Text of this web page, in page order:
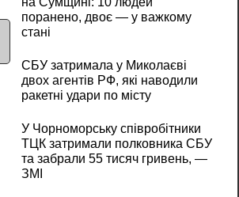
поранено, двоє — у важкому
стані
СБУ затримала у Миколаєві
двох агентів РФ, які наводили
ракетні удари по місту
У Чорноморську співробітники
ТЦК затримали полковника СБУ
та забрали 55 тисяч гривень, —
ЗМІ